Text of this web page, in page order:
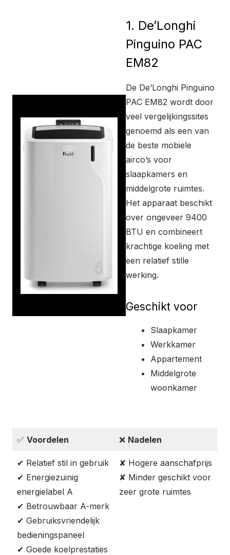
1. De’Longhi
Pinguino PAC
EM82
De De’Longhi Pinguino
PAC EM82 wordt door
veel vergelijkingssites
genoemd als een van
de beste mobiele
airco’s voor
slaapkamers en
middelgrote ruimtes.
Het apparaat beschikt
over ongeveer 9400
BTU en combineert
krachtige koeling met
een relatief stille
werking.
Geschikt voor
Slaapkamer
Werkkamer
Appartement
Middelgrote
woonkamer
✅ Voordelen ❌ Nadelen
✔ Relatief stil in gebruik
✔ Energiezuinig
energielabel A
✔ Betrouwbaar A-merk
✔ Gebruiksvriendelijk
bedieningspaneel
✔ Goede koelprestaties
✘ Hogere aanschafprijs
✘ Minder geschikt voor
zeer grote ruimtes